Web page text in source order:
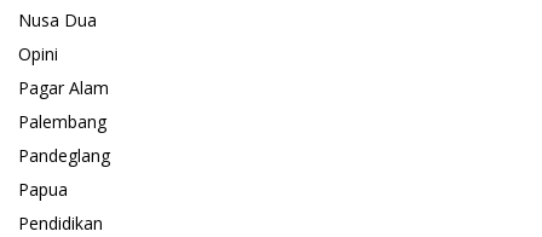
Nusa Dua
Opini
Pagar Alam
Palembang
Pandeglang
Papua
Pendidikan